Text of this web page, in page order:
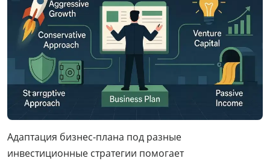
Адаптация бизнес-плана под разные
инвестиционные стратегии помогает